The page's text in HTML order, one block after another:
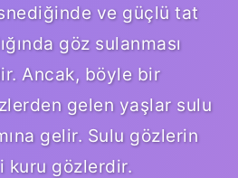
ve güçlü tat
göz sulanması
Ancak, böyle bir
gelen yaşlar sulu
gelir. Sulu gözlerin
kuru gözlerdir.